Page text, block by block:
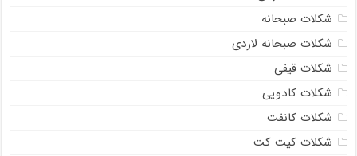
شکلات صبحانه
شکلات صبحانه لاردی
شکلات قیفی
شکلات کادویی
شکلات کانفت
شکلات کیت کت